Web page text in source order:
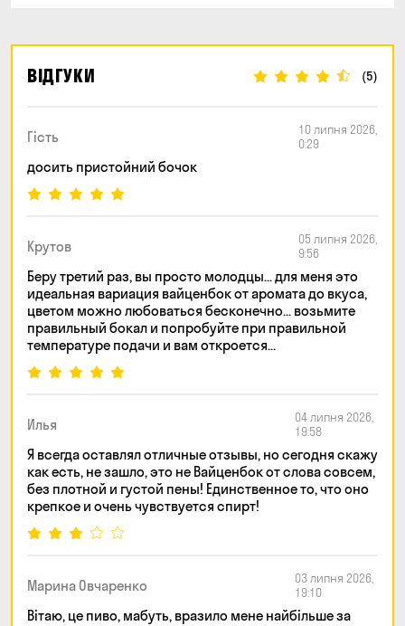
ВІДГУКИ (5)
Гість
10 липня 2026,
0:29
досить пристойний бочок
Крутов
05 липня 2026,
9:56
Беру третий раз, вы просто молодцы... для меня это
идеальная вариация вайценбок от аромата до вкуса,
цветом можно любоваться бесконечно... возьмите
правильный бокал и попробуйте при правильной
температуре подачи и вам откроется...
Илья
04 липня 2026,
19:58
Я всегда оставлял отличные отзывы, но сегодня скажу
как есть, не зашло, это не Вайценбок от слова совсем,
без плотной и густой пены! Единственное то, что оно
крепкое и очень чувствуется спирт!
Марина Овчаренко
03 липня 2026,
19:10
Вітаю, це пиво, мабуть, вразило мене найбільше за